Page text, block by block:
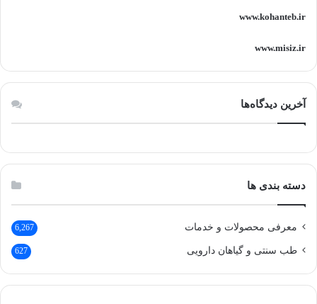
www.kohanteb.ir
www.misiz.ir
آخرین دیدگاه‌ها
دسته بندی ها
معرفی محصولات و خدمات 6,267
طب سنتی و گیاهان دارویی 627